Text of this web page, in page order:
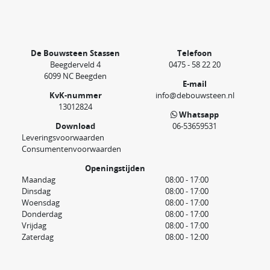
De Bouwsteen Stassen
Beegderveld 4
6099 NC Beegden
KvK-nummer
13012824
Download
Leveringsvoorwaarden
Consumentenvoorwaarden
Telefoon
0475 - 58 22 20
E-mail
info@debouwsteen.nl
Whatsapp
06-53659531
Openingstijden
Maandag
08:00 - 17:00
Dinsdag
08:00 - 17:00
Woensdag
08:00 - 17:00
Donderdag
08:00 - 17:00
Vrijdag
08:00 - 17:00
Zaterdag
08:00 - 12:00